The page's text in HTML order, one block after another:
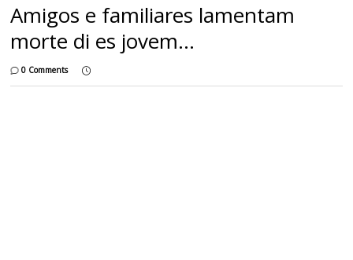
Amigos e familiares lamentam
morte di es jovem...
0 Comments